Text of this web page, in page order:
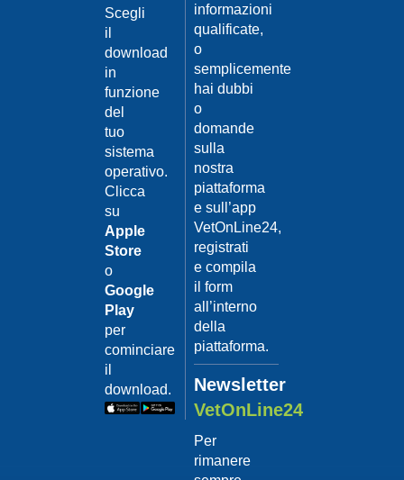
Scegli
il
download
in
funzione
del
tuo
sistema
operativo.
Clicca
su
Apple
Store
o
Google
Play
per
cominciare
il
download.
informazioni
qualificate,
o
semplicemente
hai dubbi
o
domande
sulla
nostra
piattaforma
e sull’app
VetOnLine24,
registrati
e compila
il form
all’interno
della
piattaforma.
Newsletter
VetOnLine24
Per
rimanere